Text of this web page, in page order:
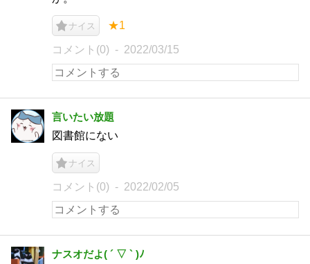
ナイス ★1
コメント(0) 2022/03/15
言いたい放題
図書館にない
ナイス
コメント(0) 2022/02/05
ナスオだよ( ´ ▽ ` )ﾉ